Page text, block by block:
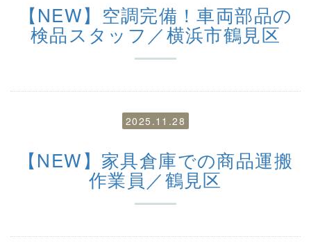
【NEW】空調完備！車両部品の
検品スタッフ／横浜市鶴見区
2025.11.28
【NEW】家具倉庫での商品運搬
作業員／鶴見区